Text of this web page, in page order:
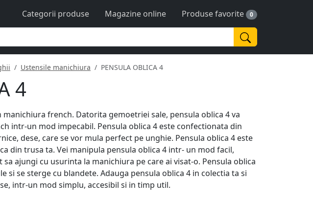
Categorii produse Magazine online Produse favorite 0
Ustensile manichiura PENSULA OBLICA 4
4
french. Datorita gemoetriei sale, pensula oblica 4 va
intr-un mod impecabil. Pensula oblica 4 este confectionata din
dese, care se vor mula perfect pe unghie. Pensula oblica 4 este
din trusa ta. Vei manipula pensula oblica 4 intr- un mod facil,
ajungi cu usurinta la manichiura pe care ai visat-o. Pensula oblica
si se sterge cu blandete. Adauga pensula oblica 4 in colectia ta si
intr-un mod simplu, accesibil si in timp util.